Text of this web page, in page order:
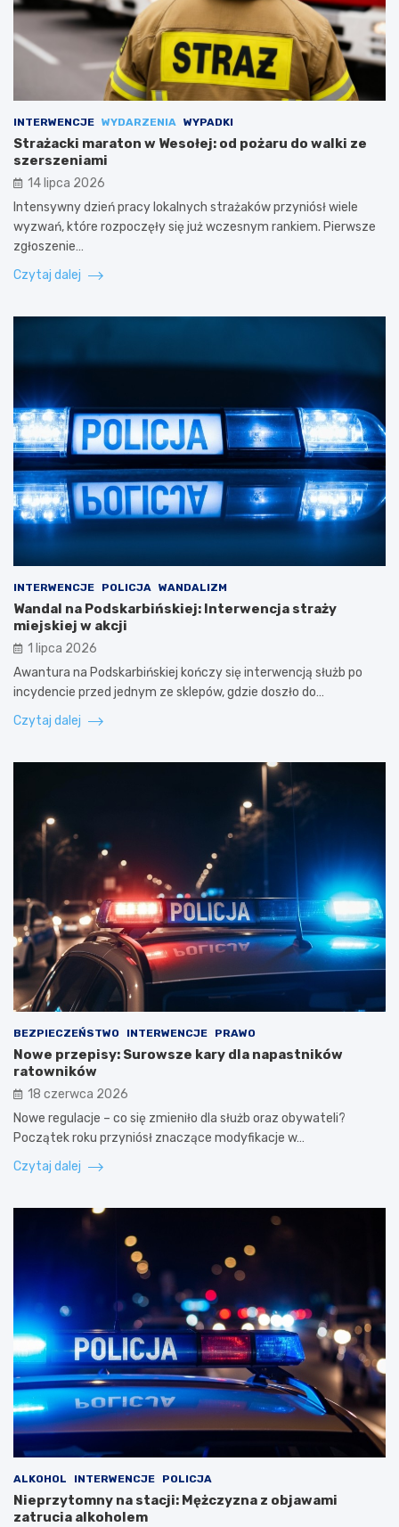
INTERWENCJE WYDARZENIA WYPADKI
Strażacki maraton w Wesołej: od pożaru do walki ze
szerszeniami
14 lipca 2026
Intensywny dzień pracy lokalnych strażaków przyniósł wiele
wyzwań, które rozpoczęły się już wczesnym rankiem. Pierwsze
zgłoszenie…
Czytaj dalej
INTERWENCJE POLICJA WANDALIZM
Wandal na Podskarbińskiej: Interwencja straży
miejskiej w akcji
1 lipca 2026
Awantura na Podskarbińskiej kończy się interwencją służb po
incydencie przed jednym ze sklepów, gdzie doszło do…
Czytaj dalej
BEZPIECZEŃSTWO INTERWENCJE PRAWO
Nowe przepisy: Surowsze kary dla napastników
ratowników
18 czerwca 2026
Nowe regulacje – co się zmieniło dla służb oraz obywateli?
Początek roku przyniósł znaczące modyfikacje w…
Czytaj dalej
ALKOHOL INTERWENCJE POLICJA
Nieprzytomny na stacji: Mężczyzna z objawami
zatrucia alkoholem